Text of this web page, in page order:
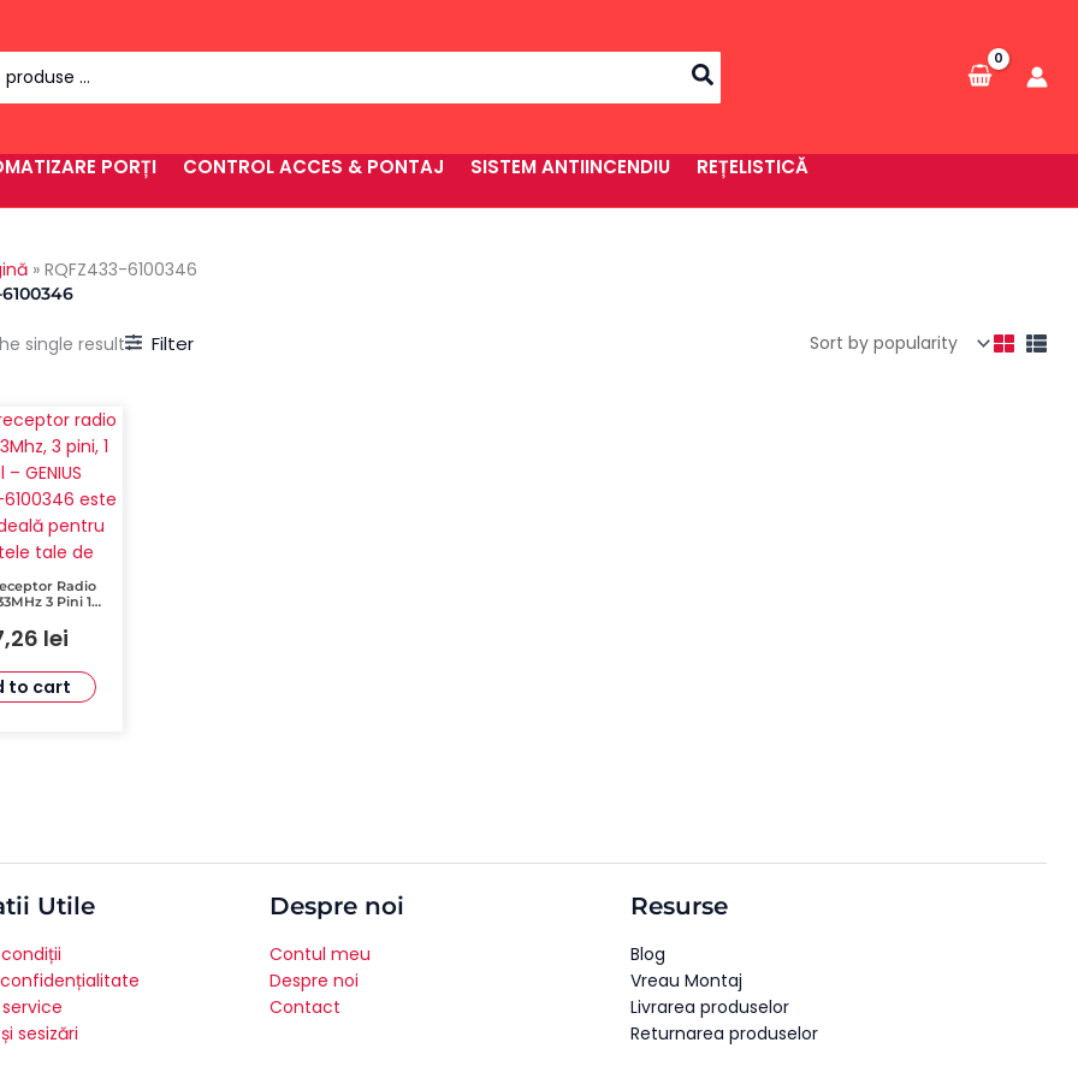
PORȚI CONTROL ACCES & PONTAJ SISTEM ANTIINCENDIU
REȚELISTICĂ
» RQFZ433-6100346
single result Filter
Radio
3 Pini 1
lei
to cart
Utile
sesizări
Despre noi
Contul meu
Despre noi
Contact
Resurse
Blog
Vreau Montaj
Livrarea produselor
Returnarea produselor